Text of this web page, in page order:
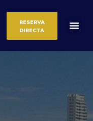
RESERVA
DIRECTA